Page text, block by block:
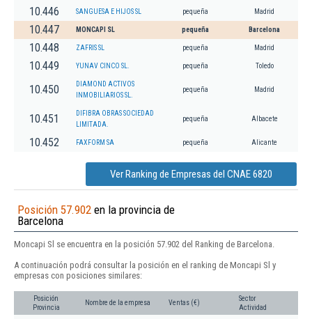
10.446 SANGUESA E HIJOS SL pequeña Madrid
10.447 MONCAPI SL pequeña Barcelona
10.448 ZAFRIS SL pequeña Madrid
10.449 YUNAV CINCO SL. pequeña Toledo
10.450
DIAMOND ACTIVOS
INMOBILIARIOS SL.
pequeña Madrid
10.451
DIFIBRA OBRAS SOCIEDAD
LIMITADA.
pequeña Albacete
10.452 FAXFORM SA pequeña Alicante
Ver Ranking de Empresas del CNAE 6820
Posición 57.902 en la provincia de
Barcelona
Moncapi Sl se encuentra en la posición 57.902 del Ranking de Barcelona.
A continuación podrá consultar la posición en el ranking de Moncapi Sl y
empresas con posiciones similares:
Posición
Provincia
Nombre de la empresa Ventas (€)
Sector
Actividad